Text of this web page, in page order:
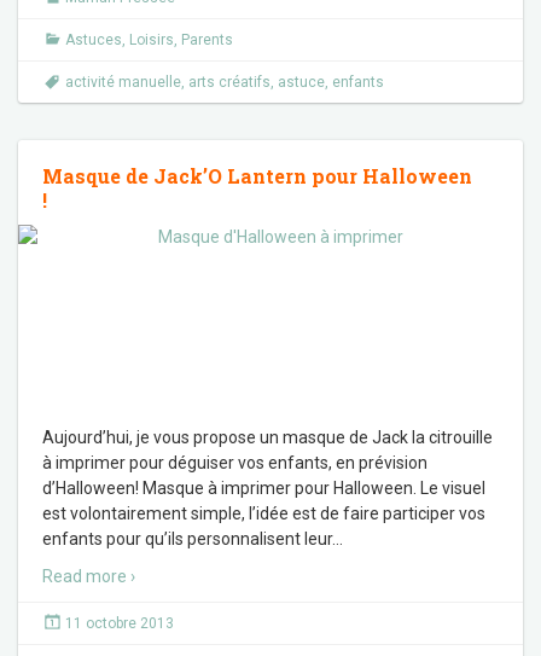
Astuces, Loisirs, Parents
activité manuelle, arts créatifs, astuce, enfants
Masque de Jack’O Lantern pour Halloween
!
Aujourd’hui, je vous propose un masque de Jack la citrouille
à imprimer pour déguiser vos enfants, en prévision
d’Halloween! Masque à imprimer pour Halloween. Le visuel
est volontairement simple, l’idée est de faire participer vos
enfants pour qu’ils personnalisent leur…
Read more ›
11 octobre 2013